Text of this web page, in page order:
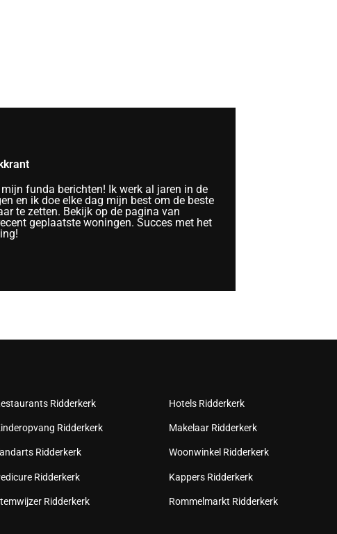
funda berichten! Ik werk al jaren in de
en ik doe elke dag mijn best om de beste
te zetten. Bekijk op de pagina van
geplaatste woningen. Succes met het
Ridderkerk
Ridderkerk
Ridderkerk
Ridderkerk
Ridderkerk
Hotels Ridderkerk
Makelaar Ridderkerk
Woonwinkel Ridderkerk
Kappers Ridderkerk
Rommelmarkt Ridderkerk